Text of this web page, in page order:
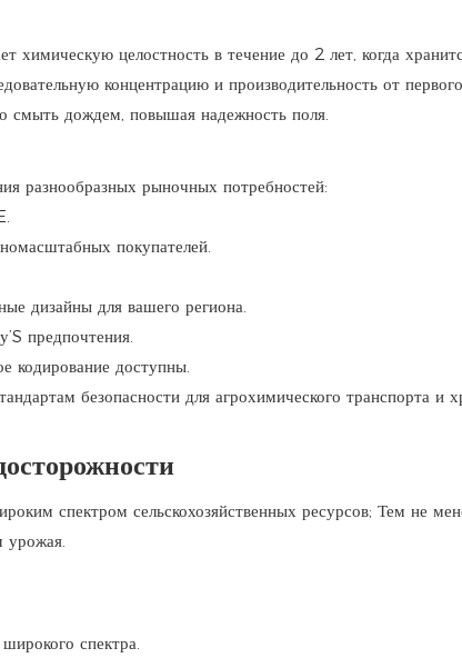
химическую целостность в течение до 2 лет, когда
концентрацию и производительность от
смыть дождем, повышая надежность поля.
разнообразных рыночных потребностей:
покупателей.
дизайны для вашего региона.
предпочтения.
кодирование доступны.
безопасности для агрохимического транспорта и
спектром сельскохозяйственных ресурсов; Тем не
урожая.
спектра.